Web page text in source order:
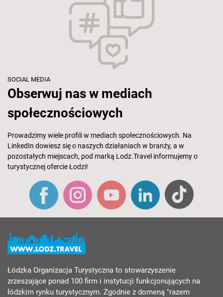
SOCIAL MEDIA
Obserwuj nas w mediach
społecznościowych
Prowadzimy wiele profili w mediach społecznościowych. Na
LinkedIn dowiesz się o naszych działaniach w branży, a w
pozostałych miejscach, pod marką Lodz.Travel informujemy o
turystycznej ofercie Łodzi!
Łódzka Organizacja Turystyczna to stowarzyszenie
zrzeszające ponad 100 firm i instytucji funkcjonujących na
łódzkim rynku turystycznym. Zgodnie z domeną "razem